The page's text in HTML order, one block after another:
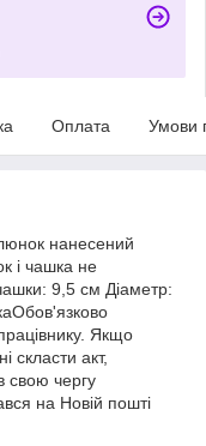
Оплата Умови
нанесений
і чашка не
9,5 см Діаметр:
Якщо
скласти акт,
свою чергу
на Новій пошті